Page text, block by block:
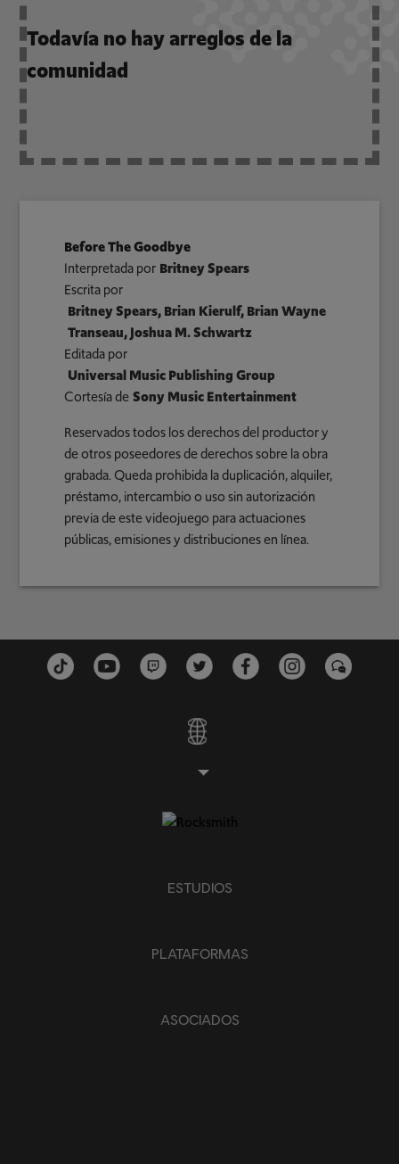
Todavía no hay arreglos de la
comunidad
Before The Goodbye
Interpretada por Britney Spears
Escrita por
Britney Spears, Brian Kierulf, Brian Wayne
Transeau, Joshua M. Schwartz
Editada por
Universal Music Publishing Group
Cortesía deSony Music Entertainment
Reservados todos los derechos del productor y
de otros poseedores de derechos sobre la obra
grabada. Queda prohibida la duplicación, alquiler,
préstamo, intercambio o uso sin autorización
previa de este videojuego para actuaciones
públicas, emisiones y distribuciones en línea.
ESTUDIOS
PLATAFORMAS
ASOCIADOS